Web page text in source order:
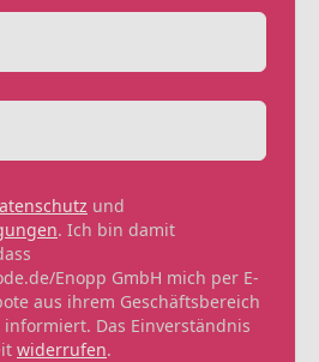
und
. Ich bin damit
Enopp GmbH mich per E-
aus ihrem Geschäftsbereich
Das Einverständnis
widerrufen.